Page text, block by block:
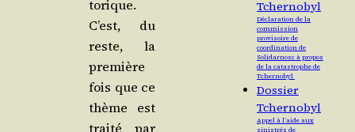
to­rique.
C’est, du
reste, la
pre­mière
fois que ce
thème est
trai­té par
Tchernobyl
Déclaration de la
commission
provisoire de
coordination de
Solidarnosc à propos
de la catastrophe de
Tchernobyl
Dossier
Tchernobyl
Appel à l’aide aux
sinistrés de